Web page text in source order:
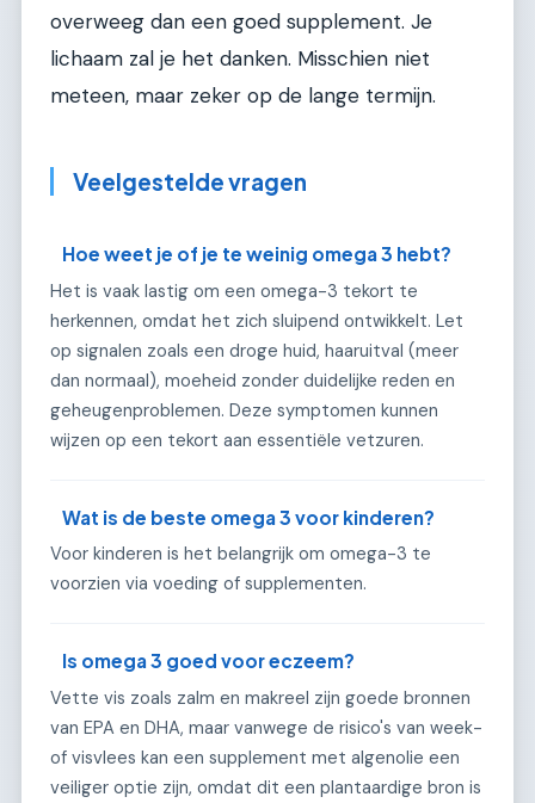
overweeg dan een goed supplement. Je
lichaam zal je het danken. Misschien niet
meteen, maar zeker op de lange termijn.
Veelgestelde vragen
Hoe weet je of je te weinig omega 3 hebt?
Het is vaak lastig om een omega-3 tekort te
herkennen, omdat het zich sluipend ontwikkelt. Let
op signalen zoals een droge huid, haaruitval (meer
dan normaal), moeheid zonder duidelijke reden en
geheugenproblemen. Deze symptomen kunnen
wijzen op een tekort aan essentiële vetzuren.
Wat is de beste omega 3 voor kinderen?
Voor kinderen is het belangrijk om omega-3 te
voorzien via voeding of supplementen.
Is omega 3 goed voor eczeem?
Vette vis zoals zalm en makreel zijn goede bronnen
van EPA en DHA, maar vanwege de risico's van week-
of visvlees kan een supplement met algenolie een
veiliger optie zijn, omdat dit een plantaardige bron is